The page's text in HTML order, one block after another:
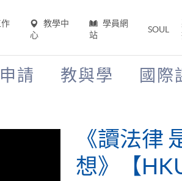
教學中
心
學員網
站
SOUL
請 教與學 國際
《讀法律
想》【